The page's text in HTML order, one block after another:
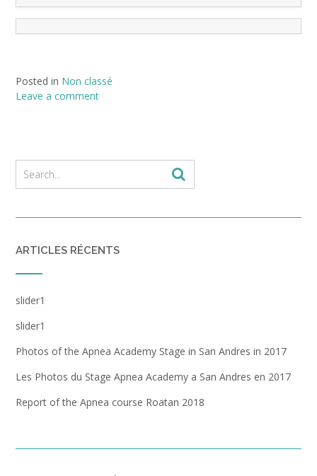
Posted in Non classé
Leave a comment
ARTICLES RÉCENTS
slider1
slider1
Photos of the Apnea Academy Stage in San Andres in 2017
Les Photos du Stage Apnea Academy a San Andres en 2017
Report of the Apnea course Roatan 2018